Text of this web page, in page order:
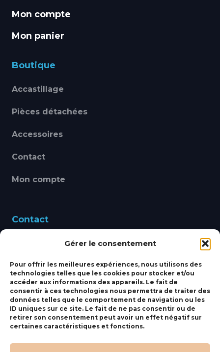
Gérer le consentement
Pour offrir les meilleures expériences, nous utilisons des
technologies telles que les cookies pour stocker et/ou
accéder aux informations des appareils. Le fait de
consentir à ces technologies nous permettra de traiter des
données telles que le comportement de navigation ou les
ID uniques sur ce site. Le fait de ne pas consentir ou de
retirer son consentement peut avoir un effet négatif sur
certaines caractéristiques et fonctions.
Mon compte
Mon panier
Boutique
Accastillage
Pièces détachées
Accessoires
Contact
Mon compte
Contact
460 Avenue Alain Le
bbsmarine@bbs-
marine.fr
Fixe:04 27 50 24 50
Mobile:06 69 44 48 83